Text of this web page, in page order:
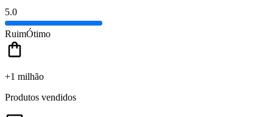
5.0
RuimÓtimo
+1 milhão
Produtos vendidos